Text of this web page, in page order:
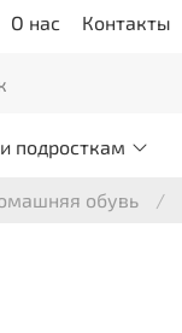
О нас Контакты
подросткам
обувь